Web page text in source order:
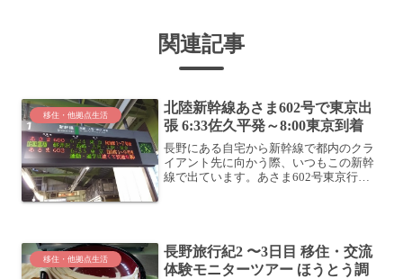
関連記事
移住・他拠点生活
北陸新幹線あさま602号で東京出
張 6:33佐久平発～8:00東京到着
長野にある自宅から新幹線で都内のクラ
イアント先に向かう際、いつもこの新幹
線で出ています。あさま602号東京行き
移住・他拠点生活
長野旅行紀2 〜3日目 移住・交流
体験モニターツアー ほうとう調